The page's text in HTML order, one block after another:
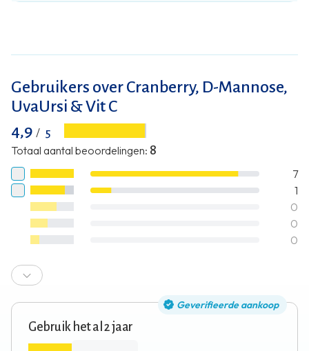
Gebruikers over Cranberry, D-Mannose,
UvaUrsi & Vit C
4,9 / 5
Totaal aantal beoordelingen: 8
7
1
0
0
0
Geverifieerde aankoop
Gebruik het al 2 jaar